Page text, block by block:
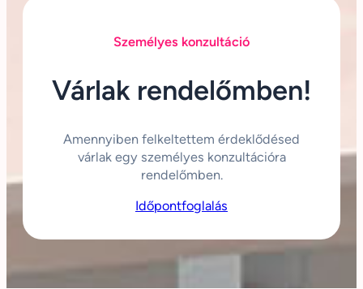
Személyes konzultáció
Várlak rendelőmben!
Amennyiben felkeltettem érdeklődésed
várlak egy személyes konzultációra
rendelőmben.
Időpontfoglalás